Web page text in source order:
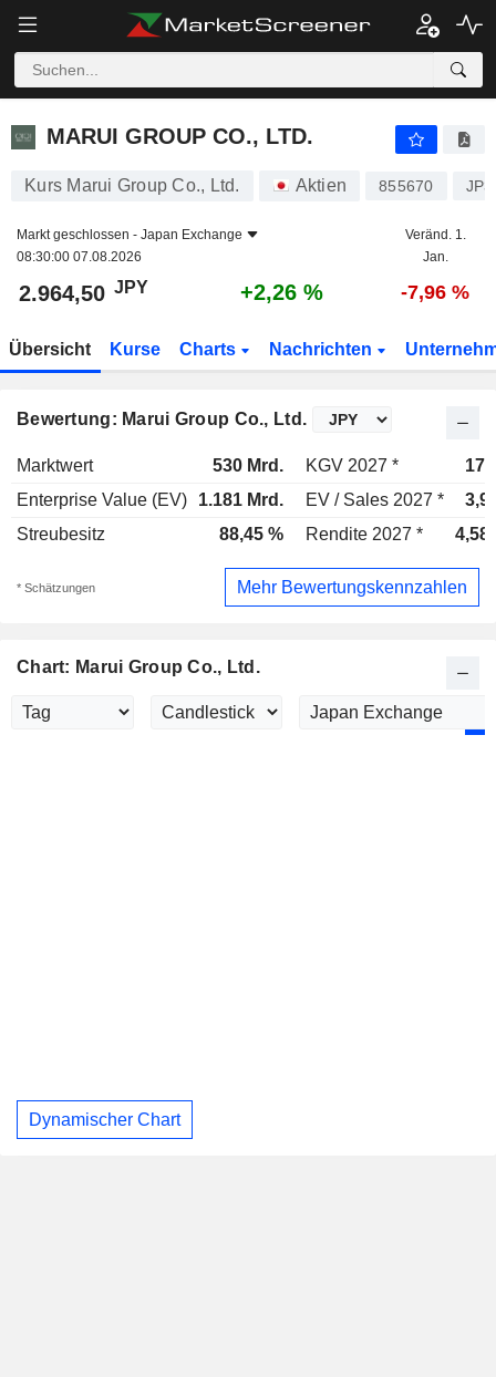
MARUI GROUP CO., LTD.
MARUI GROUP CO., LTD.
Kurs Marui Group Co., Ltd. Aktien 855670
Markt geschlossen - Japan Exchange
08:30:00 07.08.2026
Veränd. 1.
Jan.
2.964,50 JPY +2,26 % -7,96 %
Übersicht Kurse Charts Nachrichten
Bewertung: Marui Group Co., Ltd.
Marktwert 530 Mrd. KGV 2027 *
Enterprise Value (EV)
1.181 Mrd. EV / Sales 2027 *
Streubesitz
88,45 % Rendite 2027 * 4,58
* Schätzungen Mehr Bewertungskennzahlen
Chart: Marui Group Co., Ltd.
Dynamischer Chart